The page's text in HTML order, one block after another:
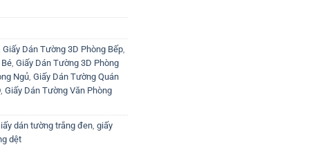
Giấy Dán Tường 3D Phòng Bếp
Giấy Dán Tường 3D Phòng
Ngủ Giấy Dán Tường Quán
Giấy Dán Tường Văn Phòng
dán tường trắng đen giấy
dệt